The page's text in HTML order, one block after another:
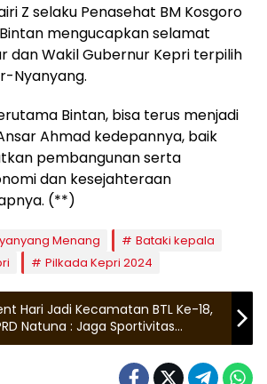
Z selaku Penasehat BM Kosgoro
mengucapkan selamat
dan Wakil Gubernur Kepri terpilih
Nyanyang.
Bintan, bisa terus menjadi
Ahmad kedepannya, baik
pembangunan serta
dan kesejahteraan
(**)
Menang
Bataki kepala
Pilkada Kepri 2024
Hari Jadi Kecamatan BTL Ke-18,
Natuna : Jaga Sportivitas